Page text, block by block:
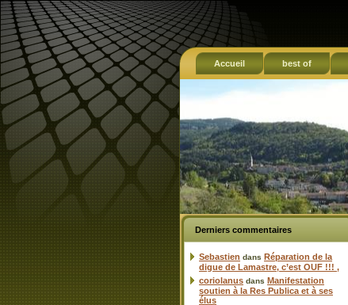
Accueil best of
Derniers commentaires
Sebastien dans Réparation de la
digue de Lamastre, c’est OUF !!! ,
coriolanus dans Manifestation
soutien à la Res Publica et à ses
élus